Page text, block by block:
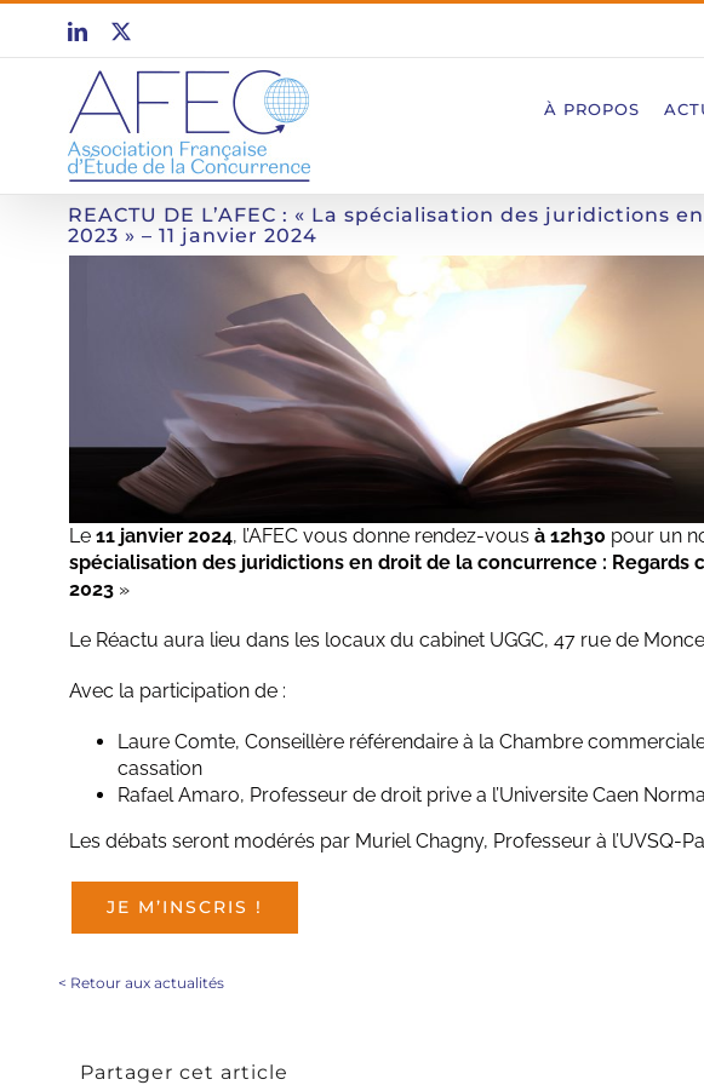
Passer
contenu
LinkedIn
X
À PROPOS
REACTU DE L’AFEC : « La spécialisation des
2023 » – 11 janvier 2024
Le11 janvier 2024, l’AFEC vous donne rendez-vousà 12h30 pour un
spécialisation des juridictions en droit de la concurrence : Regards
2023 »
Le Réactu aura lieu dans les locaux du cabinet UGGC, 47 rue de
Avec la participation de :
Laure Comte, Conseillère référendaire à la Chambre
cassation
Rafael Amaro, Professeur de droit prive a l’Universite Caen
Les débats seront modérés par Muriel Chagny, Professeur à l’UVSQ-
JE M’INSCRIS !
< Retour aux actualités
Partager cet article